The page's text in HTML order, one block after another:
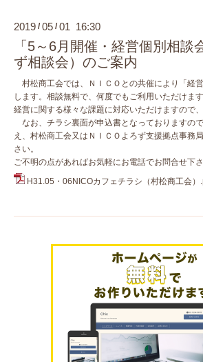
2019 /05 /01 16:30
「5～6月開催・経営個別相談
ず相談会）のご案内
村松商工会では、ＮＩＣＯとの共催により「経
します。相談無料で、何度でもご利用いただけます
経営に関する様々な課題に対応いただけますので
なお、チラシ裏面が申込書となっておりますの
え、村松商工会又はＮＩＣＯよろず支援拠点事務
さい。
ご不明の点があればお気軽にお電話でお問合せ下さ
H31.05・06NICOカフェチラシ（村松商工会）